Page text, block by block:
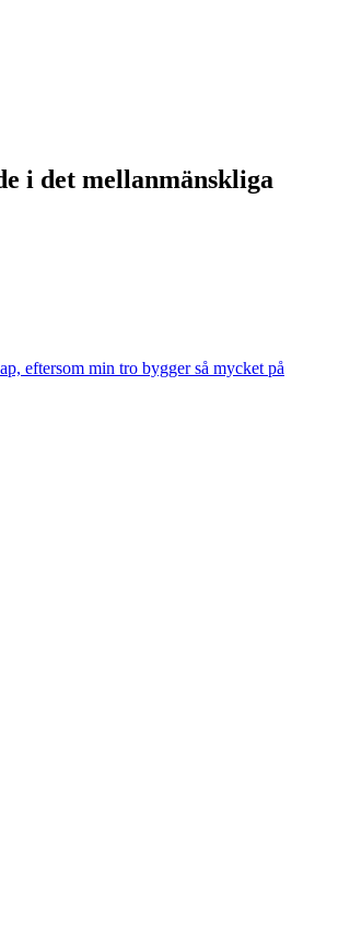
i det mellan­mänskliga
eftersom min tro bygger så mycket på